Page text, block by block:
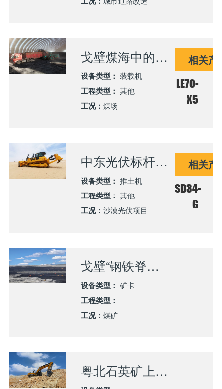
戈壁煤海中的绿色动力先锋——山推LE70-X5装载机赋能内蒙古能源项目
设备类型： 装载机
工程类型： 其他
工况：煤场
相关产
LE70-
X5
中东光伏标杆工程背后的山推力量——阿布扎比PV3项目施工纪实
设备类型： 推土机
工程类型： 其他
工况：沙漠光伏项目
相关产
SD34-
G
戈壁“钢铁脊梁”：山推SK135-G助西部煤矿高效创富
设备类型： 矿卡
工程类型：
工况：煤矿
粤北石英矿上的硬核“破岩王”——山推SE680HB挖掘机助佛冈矿场高效创富